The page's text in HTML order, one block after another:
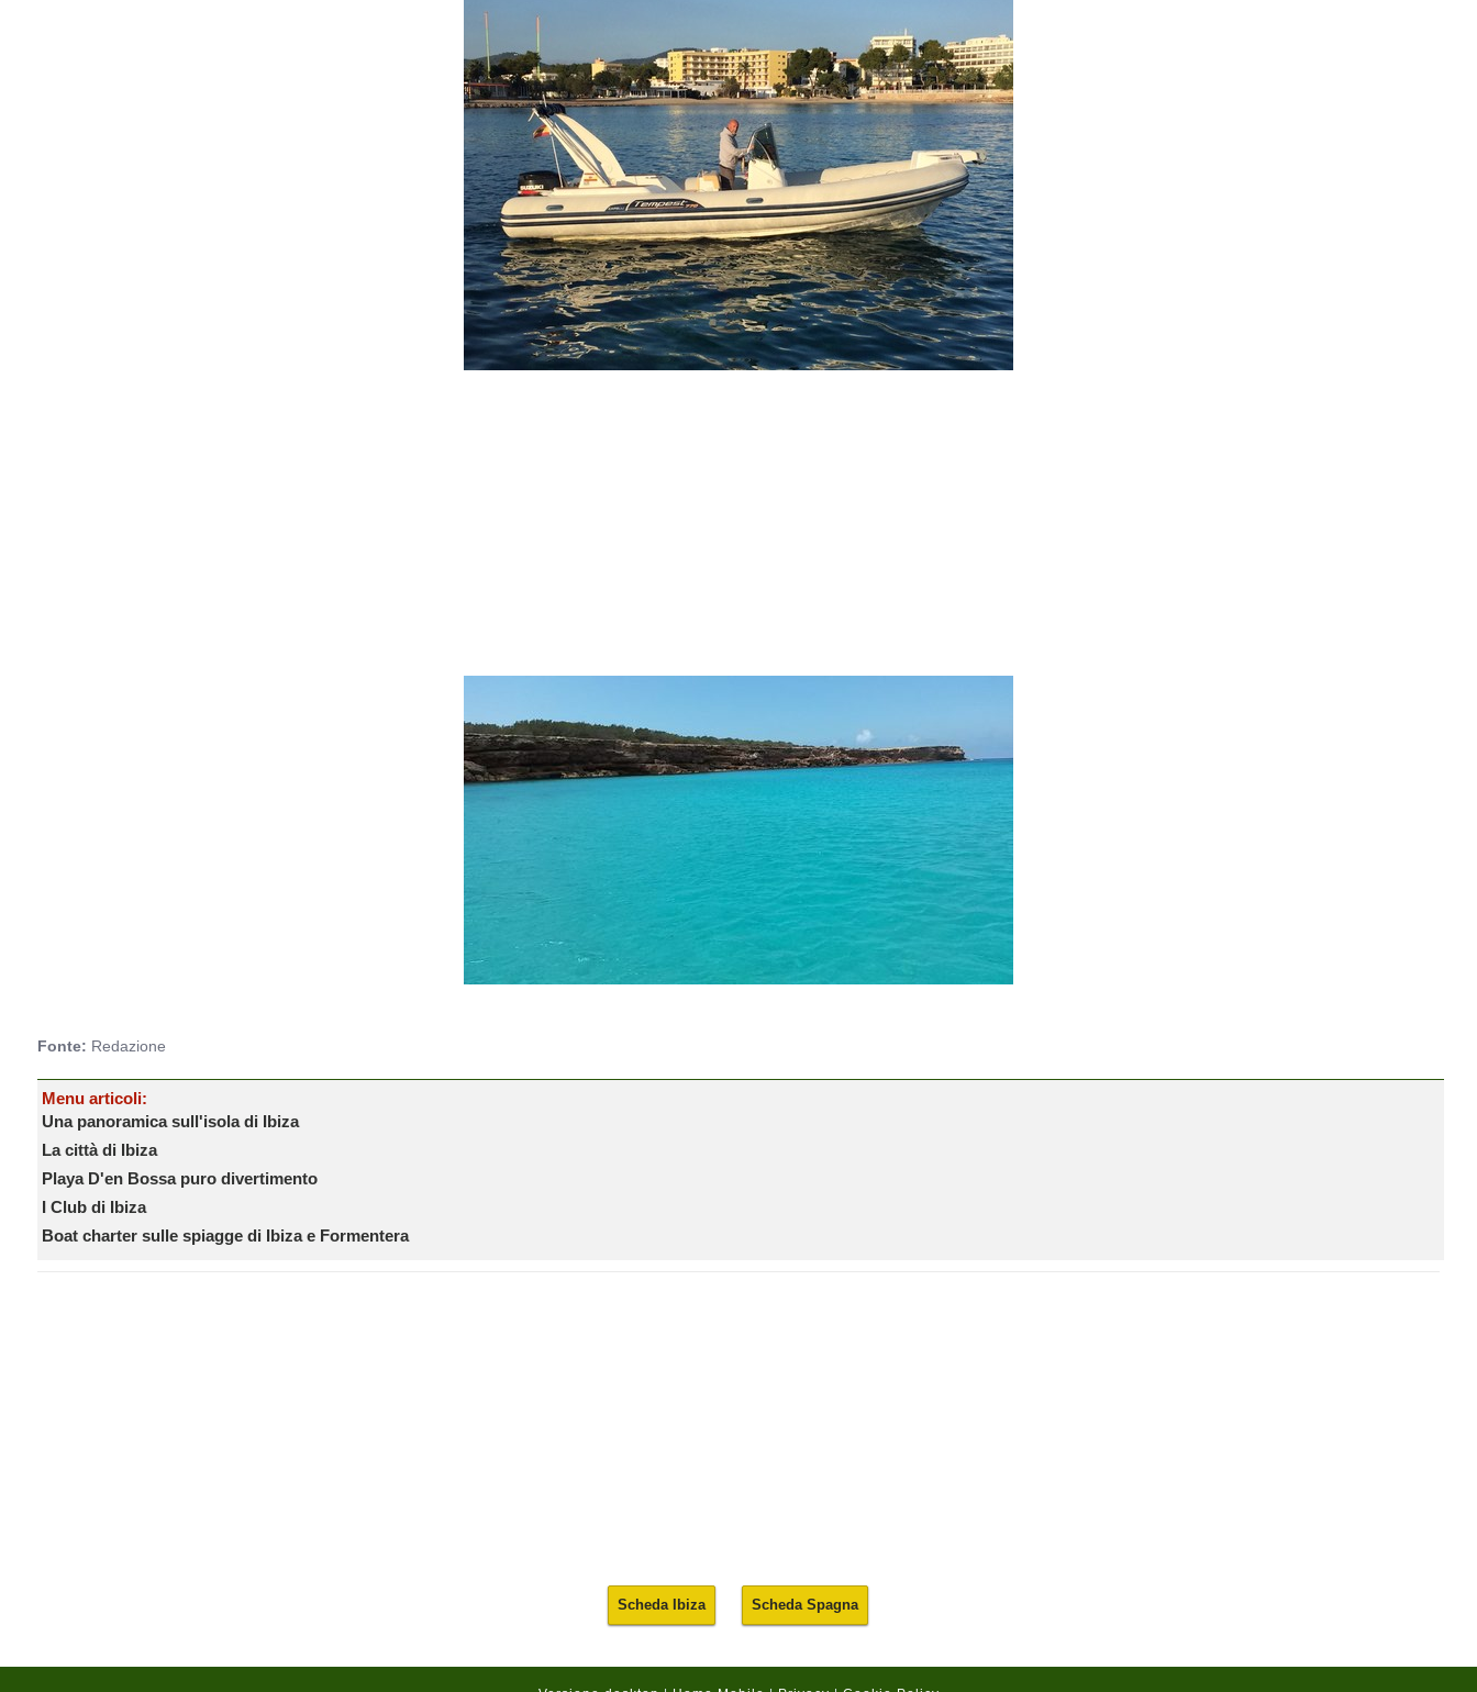
Fonte: Redazione
Menu articoli:
Una panoramica sull'isola di Ibiza
La città di Ibiza
Playa D'en Bossa puro divertimento
I Club di Ibiza
Boat charter sulle spiagge di Ibiza e Formentera
Scheda Ibiza Scheda Spagna